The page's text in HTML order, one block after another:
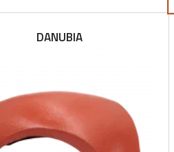
DANUBIA